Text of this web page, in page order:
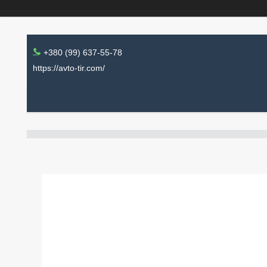
+380 (99) 637-55-78
https://avto-tir.com/